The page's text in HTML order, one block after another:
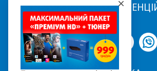
ПОЛІТИКА